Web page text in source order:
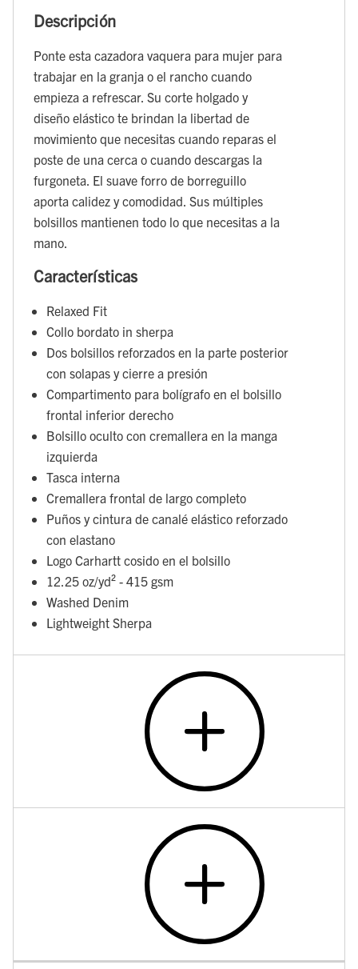
Descripción
Ponte esta cazadora vaquera para mujer para
trabajar en la granja o el rancho cuando
empieza a refrescar. Su corte holgado y
diseño elástico te brindan la libertad de
movimiento que necesitas cuando reparas el
poste de una cerca o cuando descargas la
furgoneta. El suave forro de borreguillo
aporta calidez y comodidad. Sus múltiples
bolsillos mantienen todo lo que necesitas a la
mano.
Características
Relaxed Fit
Collo bordato in sherpa
Dos bolsillos reforzados en la parte posterior
con solapas y cierre a presión
Compartimento para bolígrafo en el bolsillo
frontal inferior derecho
Bolsillo oculto con cremallera en la manga
izquierda
Tasca interna
Cremallera frontal de largo completo
Puños y cintura de canalé elástico reforzado
con elastano
Logo Carhartt cosido en el bolsillo
12.25 oz/yd² - 415 gsm
Washed Denim
Lightweight Sherpa